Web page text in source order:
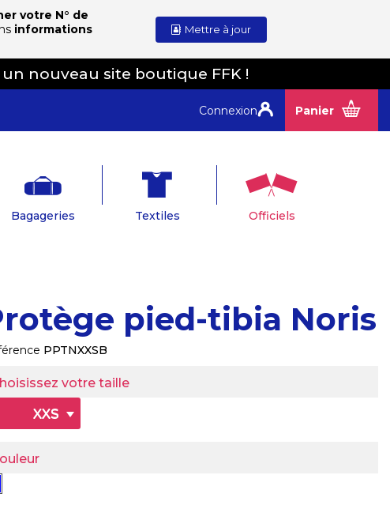
votre N° de
informations
Mettre à jour
nouveau site boutique FFK !
Panier
Connexion
Bagageries Textiles Officiels
pied-tibia Noris
PPTNXXSB
votre taille
XXS